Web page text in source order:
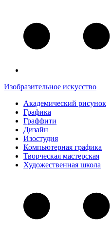
Изобразительное искусство
Академический рисунок
Графика
Граффити
Дизайн
Изостудия
Компьютерная графика
Творческая мастерская
Художественная школа